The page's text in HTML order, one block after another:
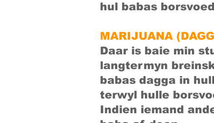
hul babas
MARIJUANA
Daar is baie min
langtermyn
babas dagga in
terwyl hulle
Indien iemand